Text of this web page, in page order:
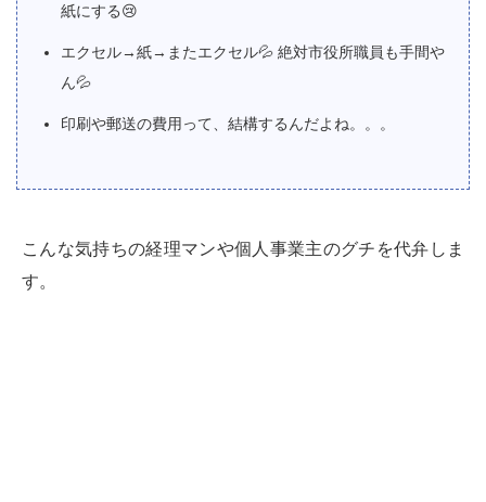
紙にする😢
エクセル→紙→またエクセル💦 絶対市役所職員も手間や
ん💦
印刷や郵送の費用って、結構するんだよね。。。
こんな気持ちの経理マンや個人事業主のグチを代弁しま
す。